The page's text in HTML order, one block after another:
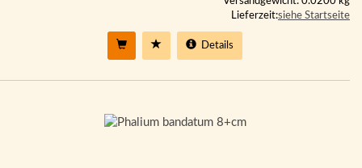
Lieferzeit:siehe Startseite
Details